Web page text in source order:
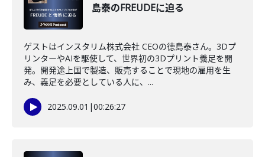
島泰のFREUDEに迫る
ゲストはインスタリム株式会社 CEOの徳島泰さん。3Dプ
リンターやAIを駆使して、世界初の3Dプリント義足を開
発。開発途上国で製造、販売することで現地の雇用を生
み、義足を必要としている人に、...
2025.09.01 |00:26:27